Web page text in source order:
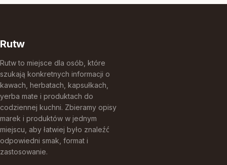
Rutw
Rutw to miejsce dla osób, które
szukają konkretnych informacji o
kawach, herbatach, kapsułkach,
yerba mate i produktach do
codziennej kuchni. Zbieramy opisy
marek i produktów w jednym
miejscu, aby łatwiej było znaleźć
odpowiedni smak, format i
zastosowanie.